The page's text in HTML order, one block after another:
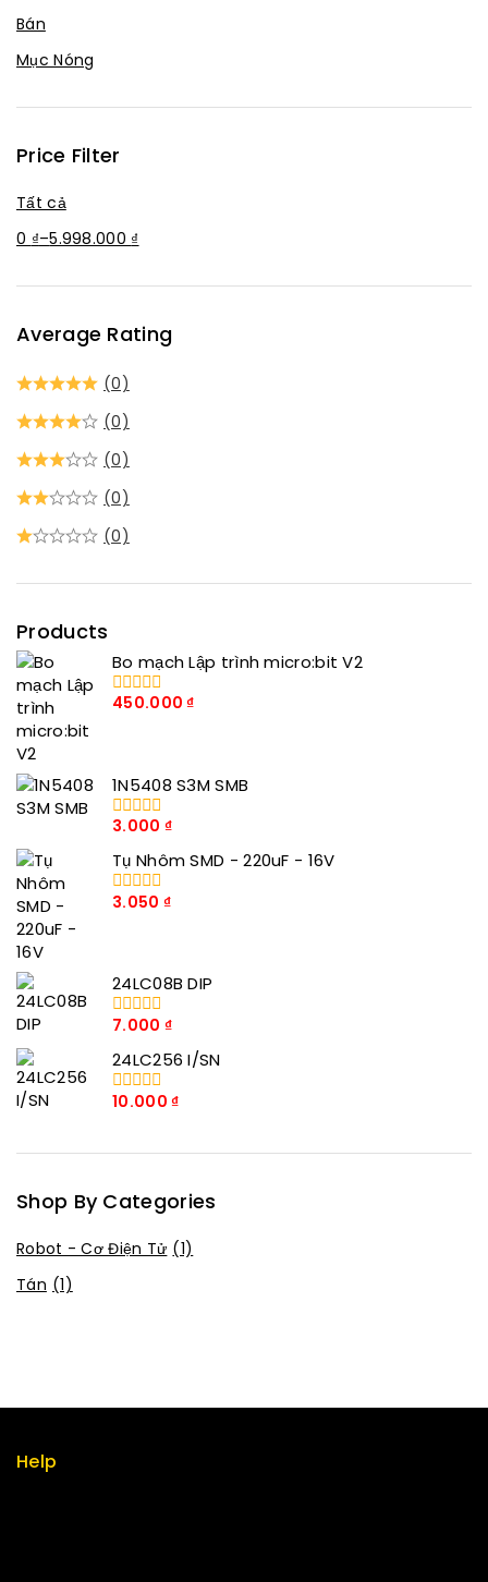
Bán
Mục Nóng
Price Filter
Tất cả
0 ₫–5.998.000 ₫
Average Rating
(0)
(0)
(0)
(0)
(0)
Products
Bo mạch Lập trình micro:bit V2
0
450.000₫
1N5408 S3M SMB
0
số
5
3.000 ₫
Tụ Nhôm SMD - 220uF - 16V
0
3.050 ₫
24LC08B DIP
0
số
5
7.000 ₫
24LC256 I/SN
0
5
10.000₫
Shop By Categories
Robot - Cơ Điện Tử (1)
Tán (1)
Help